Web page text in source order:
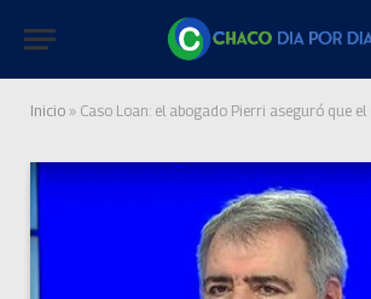
Inicio » Caso Loan: el abogado Pierri aseguró que el comisario